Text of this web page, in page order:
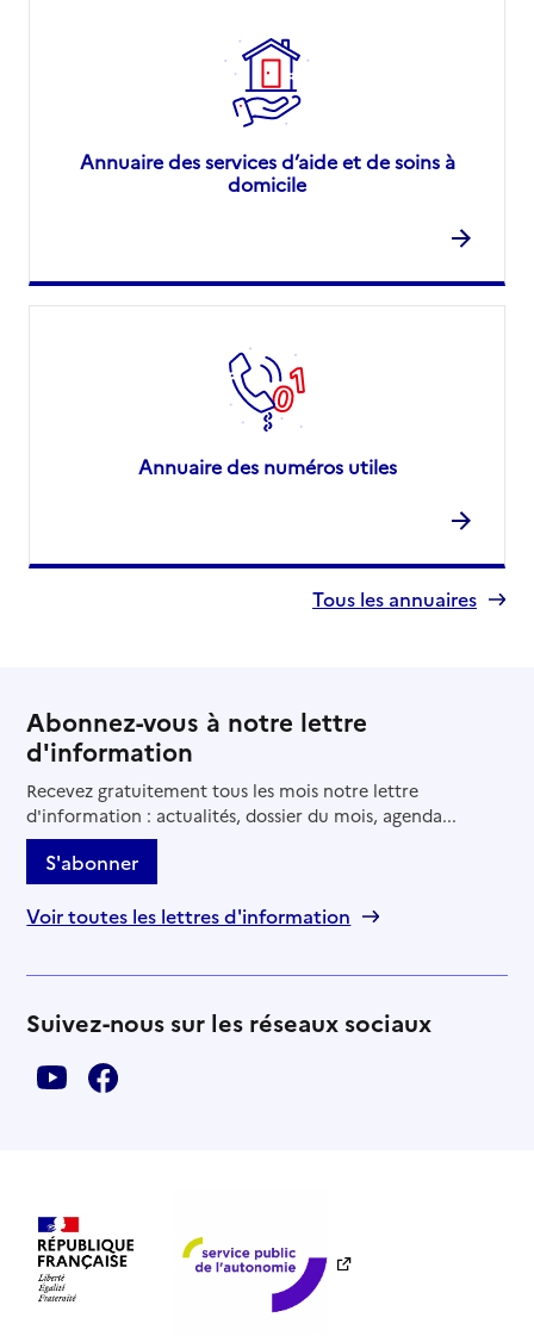
Annuaire des services d’aide et de soins à
domicile
Annuaire des numéros utiles
Tous les annuaires
Abonnez-vous à notre lettre
d'information
Recevez gratuitement tous les mois notre lettre
d'information : actualités, dossier du mois, agenda...
S'abonner
Voir toutes les lettres d'information
Suivez-nous sur les réseaux sociaux